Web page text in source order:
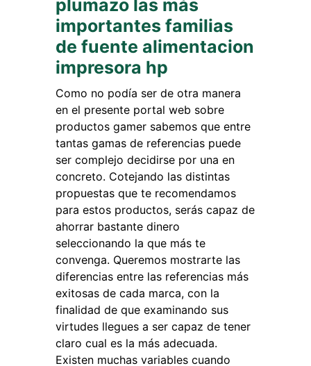
plumazo las más
importantes familias
de fuente alimentacion
impresora hp
Como no podía ser de otra manera
en el presente portal web sobre
productos gamer sabemos que entre
tantas gamas de referencias puede
ser complejo decidirse por una en
concreto. Cotejando las distintas
propuestas que te recomendamos
para estos productos, serás capaz de
ahorrar bastante dinero
seleccionando la que más te
convenga. Queremos mostrarte las
diferencias entre las referencias más
exitosas de cada marca, con la
finalidad de que examinando sus
virtudes llegues a ser capaz de tener
claro cual es la más adecuada.
Existen muchas variables cuando